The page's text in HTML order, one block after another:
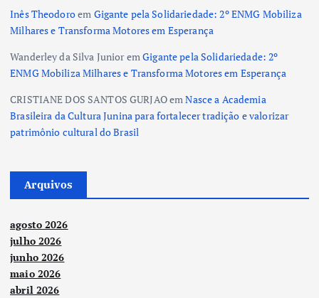
Inês Theodoroem Gigante pela Solidariedade: 2º ENMG Mobiliza
Milhares e Transforma Motores em Esperança
Wanderley da Silva JunioremGigante pela Solidariedade: 2º
ENMG Mobiliza Milhares e Transforma Motores em Esperança
CRISTIANE DOS SANTOS GURJAOemNasce a Academia
Brasileira da Cultura Junina para fortalecer tradição e valorizar
patrimônio cultural do Brasil
Arquivos
agosto 2026
julho 2026
junho 2026
maio 2026
abril 2026